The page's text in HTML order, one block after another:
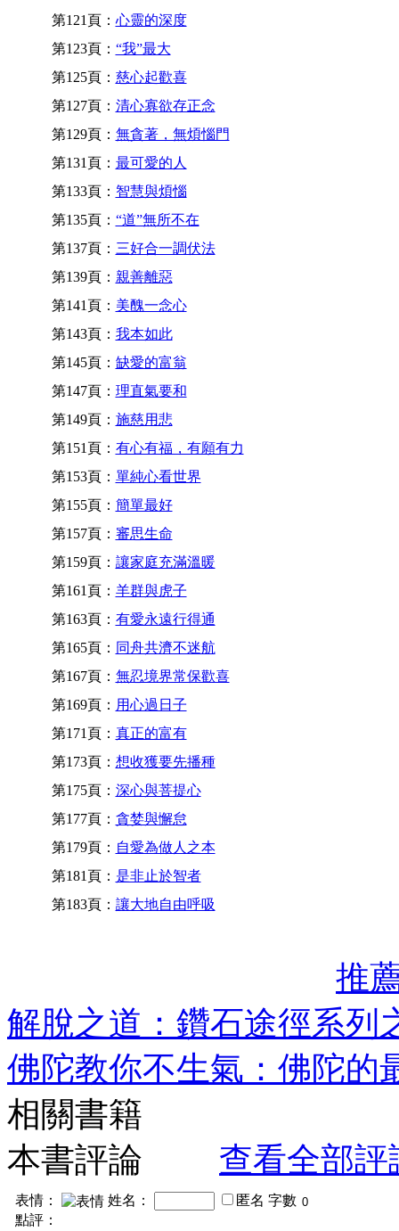
第121頁： 心靈的深度
第123頁： “我”最大
第125頁： 慈心起歡喜
第127頁： 清心寡欲存正念
第129頁： 無貪著，無煩惱門
第131頁： 最可愛的人
第133頁： 智慧與煩惱
第135頁： “道”無所不在
第137頁： 三好合一調伏法
第139頁： 親善離惡
第141頁： 美醜一念心
第143頁： 我本如此
第145頁： 缺愛的富翁
第147頁： 理直氣要和
第149頁： 施慈用悲
第151頁： 有心有福，有願有力
第153頁： 單純心看世界
第155頁： 簡單最好
第157頁： 審思生命
第159頁： 讓家庭充滿溫暖
第161頁： 羊群與虎子
第163頁： 有愛永遠行得通
第165頁： 同舟共濟不迷航
第167頁： 無忍境界常保歡喜
第169頁： 用心過日子
第171頁： 真正的富有
第173頁： 想收獲要先播種
第175頁： 深心與菩提心
第177頁： 貪婪與懈怠
第179頁： 自愛為做人之本
第181頁： 是非止於智者
第183頁： 讓大地自由呼吸
推
解脫之道：鑽石途徑系
佛陀教你不生氣：佛陀的
相關書籍
本書評論
查看全部評
表情： 姓名： 匿名 字數
點評：